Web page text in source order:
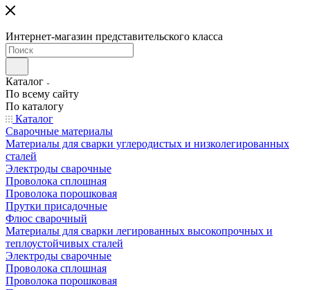
Интернет-магазин представительского класса
Каталог
По всему сайту
По каталогу
Каталог
Сварочные материалы
Материалы для сварки углеродистых и низколегированных
сталей
Электроды сварочные
Проволока сплошная
Проволока порошковая
Прутки присадочные
Флюс сварочный
Материалы для сварки легированных высокопрочных и
теплоустойчивых сталей
Электроды сварочные
Проволока сплошная
Проволока порошковая